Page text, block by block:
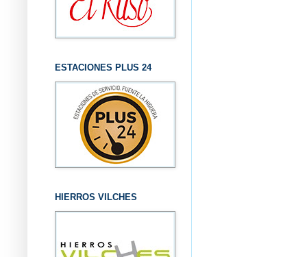
ESTACIONES PLUS 24
HIERROS VILCHES